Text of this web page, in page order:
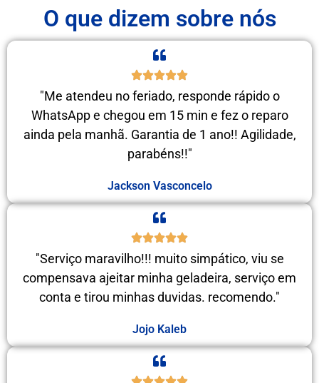
O que dizem sobre nós
"Me atendeu no feriado, responde rápido o
WhatsApp e chegou em 15 min e fez o reparo
ainda pela manhã. Garantia de 1 ano!! Agilidade,
parabéns!!"
Jackson Vasconcelo
"Serviço maravilho!!! muito simpático, viu se
compensava ajeitar minha geladeira, serviço em
conta e tirou minhas duvidas. recomendo."
Jojo Kaleb